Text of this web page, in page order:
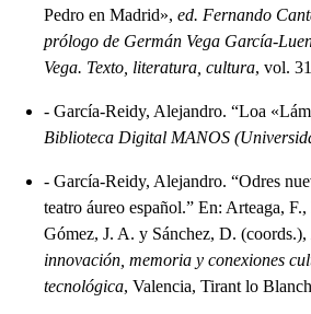
Pedro en Madrid», ed. Fernando
prólogo de Germán Vega García-
Vega. Texto, literatura, cultura, vol.
- García-Reidy, Alejandro. “Loa
Biblioteca Digital MANOS
- García-Reidy, Alejandro. “Odres
teatro áureo español.” En: Arteaga,
Gómez, J. A. y Sánchez, D. (coords.),
innovación, memoria y conexiones
tecnológica, Valencia, Tirant lo